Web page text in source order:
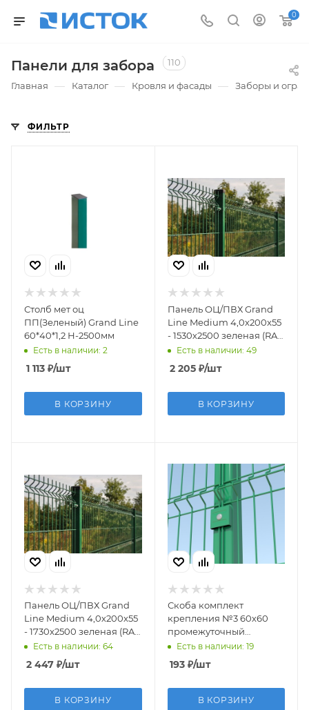
0
Панели для забора 110
Главная — Каталог — Кровля и фасады — Заборы и
ФИЛЬТР
Столб мет оц
ПП(Зеленый) Grand Line
60*40*1,2 Н-2500мм
Есть в наличии: 2
1 113 ₽/шт
В КОРЗИНУ
Панель ОЦ/ПВХ Grand
Line Medium 4,0х200x55
- 1530х2500 зеленая (RAL
6005)
Есть в наличии: 49
2 205₽/шт
В КОРЗИНУ
Панель ОЦ/ПВХ Grand
Line Medium 4,0х200x55
- 1730х2500 зеленая (RAL
6005)
Есть в наличии: 64
2 447 ₽/шт
В КОРЗИНУ
Скоба комплект
крепления №3 60х60
промежуточный
зеленая
Есть в наличии: 19
193₽/шт
В КОРЗИНУ